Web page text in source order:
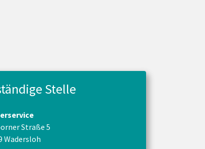
Stelle
Straße 5
Wadersloh